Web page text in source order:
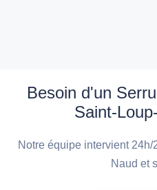
Besoin d'un
Saint-
Notre équipe intervient
Naud et